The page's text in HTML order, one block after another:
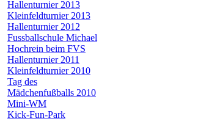
Hallenturnier 2013
Kleinfeldturnier 2013
Hallenturnier 2012
Fussballschule Michael
Hochrein beim FVS
Hallenturnier 2011
Kleinfeldturnier 2010
Tag des
Mädchenfußballs 2010
Mini-WM
Kick-Fun-Park